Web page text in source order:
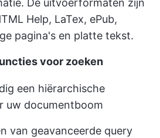
De uitvoerformaten zijn
Help, LaTex, ePub,
pagina's en platte tekst.
voor zoeken
een hiërarchische
uw documentboom
van geavanceerde query